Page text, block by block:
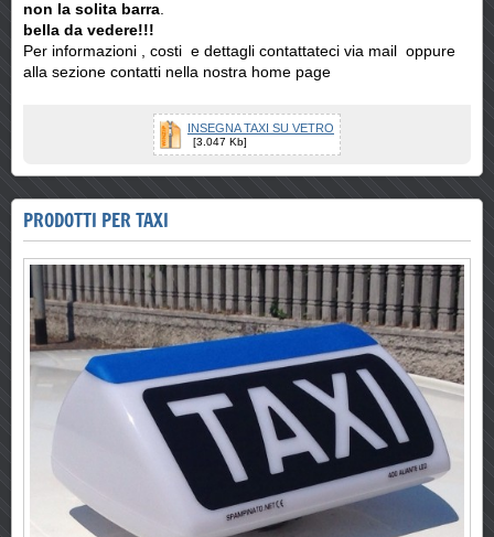
non la solita barra
bella da vedere!!!
Per informazioni , costi e dettagli contattateci via mail oppure
alla sezione contatti nella nostra home page
INSEGNA TAXI SU VETRO
[3.047 Kb]
PRODOTTI PER TAXI